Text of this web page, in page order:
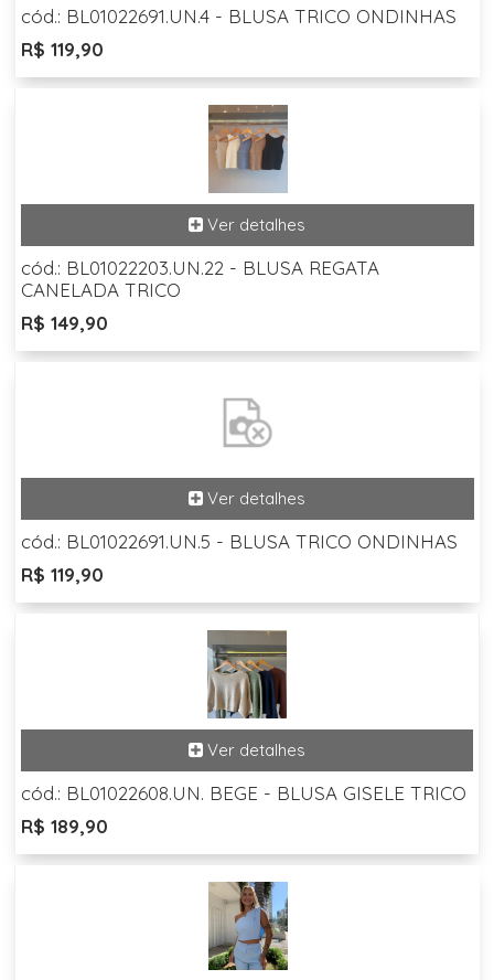
cód.: BL01022691.UN.4 - BLUSA TRICO ONDINHAS
R$ 119,90
cód.: BL01022203.UN.22 - BLUSA REGATA
CANELADA TRICO
R$ 149,90
cód.: BL01022691.UN.5 - BLUSA TRICO ONDINHAS
R$ 119,90
cód.: BL01022608.UN. BEGE - BLUSA GISELE TRICO
R$ 189,90